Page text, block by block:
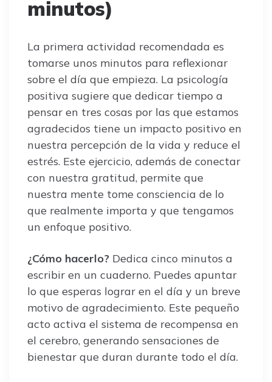
minutos)
La primera actividad recomendada es
tomarse unos minutos para reflexionar
sobre el día que empieza. La psicología
positiva sugiere que dedicar tiempo a
pensar en tres cosas por las que estamos
agradecidos tiene un impacto positivo en
nuestra percepción de la vida y reduce el
estrés. Este ejercicio, además de conectar
con nuestra gratitud, permite que
nuestra mente tome consciencia de lo
que realmente importa y que tengamos
un enfoque positivo.
¿Cómo hacerlo? Dedica cinco minutos a
escribir en un cuaderno. Puedes apuntar
lo que esperas lograr en el día y un breve
motivo de agradecimiento. Este pequeño
acto activa el sistema de recompensa en
el cerebro, generando sensaciones de
bienestar que duran durante todo el día.